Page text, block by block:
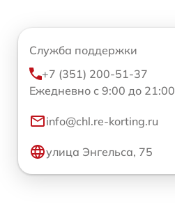
Служба поддержки
+7 (351) 200-51-37
Ежедневно с 9:00 до 21:00
info@chl.re-korting.ru
улица Энгельса, 75